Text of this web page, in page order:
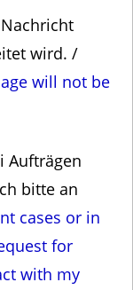
wird. /
will not be
Aufträgen
bitte an
cases or in
for
with my